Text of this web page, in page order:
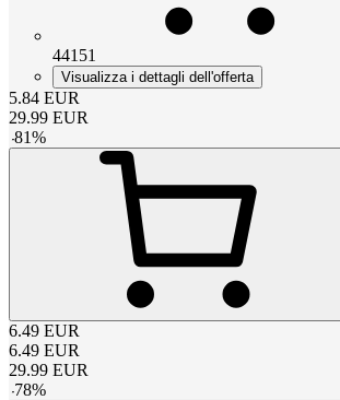
44151
Visualizza i dettagli dell'offerta
5.84 EUR
29.99 EUR
-81%
6.49 EUR
6.49 EUR
29.99 EUR
-78%